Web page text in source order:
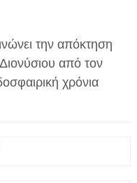
την απόκτηση
από τον
χρόνια